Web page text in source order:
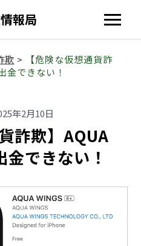
報局
欺 >
【危険な仮想通貨詐
金できない！
年2月10日
詐欺】AQUA
できない！